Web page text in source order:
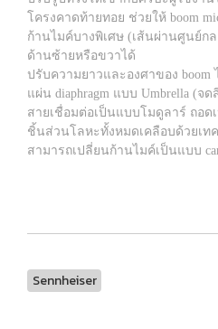
โครงคาดท้ายทอย ช่วยให้ boom
ก้านไมค์บางพิเศษ (เส้นผ่านศูนย์ก
ด้านซ้ายหรือขวาได้
ปรับความยาวและองศาของ boom
แผ่น diaphragm แบบ Umbrella (จ
สายเชื่อมต่อเป็นแบบโมดูลาร์ ถอด
ชิ้นส่วนโลหะทั้งหมดเคลือบด้วยเท
สามารถเปลี่ยนก้านไมค์เป็นแบบ
Sennheiser